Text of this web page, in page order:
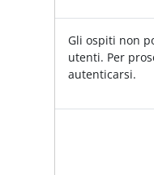
Gli ospiti non
utenti. Per
autenticarsi.